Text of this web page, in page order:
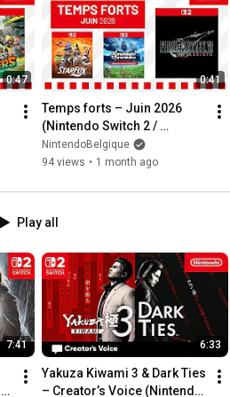
0:47 0:41
Temps forts – Juin 2026
(Nintendo Switch 2 /
Nintendo Switch)
NintendoBelgique
94 views • 1 month ago
Play all
7:41 6:33
Yakuza Kiwami 3 & Dark Ties
– Creator’s Voice (Nintendo